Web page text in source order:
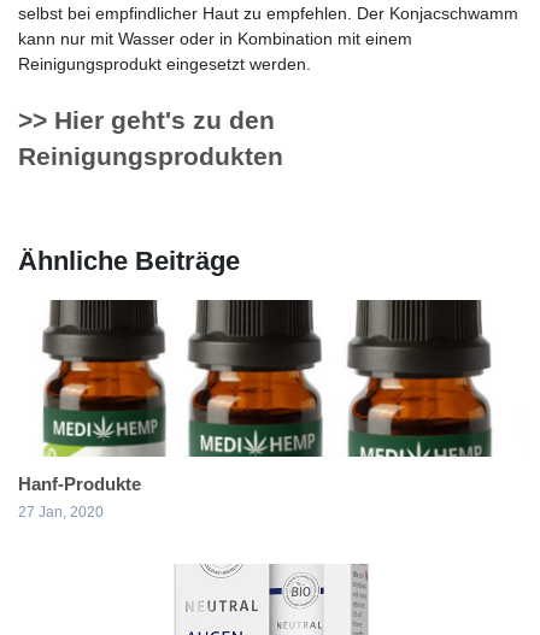
selbst bei empfindlicher Haut zu empfehlen. Der Konjacschwamm
kann nur mit Wasser oder in Kombination mit einem
Reinigungsprodukt eingesetzt werden.
>> Hier geht's zu den
Reinigungsprodukten
Ähnliche Beiträge
Hanf-Produkte
27 Jan, 2020